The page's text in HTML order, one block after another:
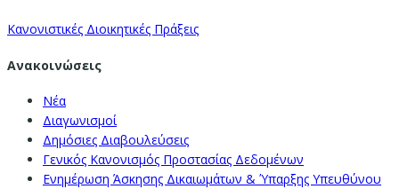
Κανονιστικές Διοικητικές Πράξεις
Ανακοινώσεις
Νέα
Διαγωνισμοί
Δημόσιες Διαβουλεύσεις
Γενικός Κανονισμός Προστασίας Δεδομένων
Ενημέρωση Άσκησης Δικαιωμάτων & Ύπαρξης Υπευθύνου